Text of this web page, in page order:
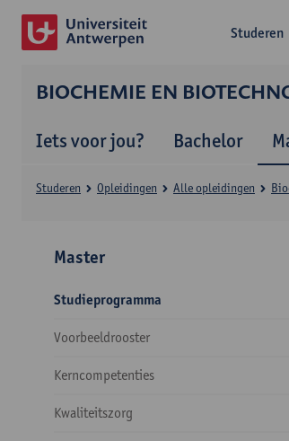
Studeren
BIOCHEMIE EN
Iets voor jou? Bachelor
Studeren Opleidingen Alle opleidingen
Master
Studieprogramma
Voorbeeldrooster
Kerncompetenties
Kwaliteitszorg